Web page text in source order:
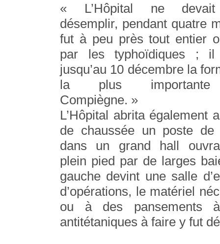
« L’Hôpital ne
désemplir, pendant quatre
fut à peu près tout entier
par les typhoïdiques ; il
jusqu’au 10 décembre la
la plus
Compiègne. »
L’Hôpital abrita également
de chaussée un poste de
dans un grand hall
plein pied par de larges
gauche devint une salle
d’opérations, le matériel
ou à des pansements
antitétaniques à faire y fut